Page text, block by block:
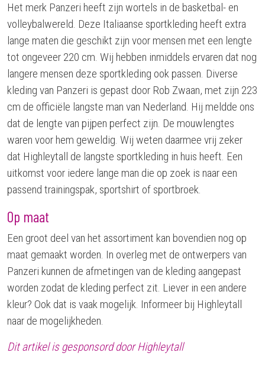
Het merk Panzeri heeft zijn wortels in de basketbal- en
volleybalwereld. Deze Italiaanse sportkleding heeft extra
lange maten die geschikt zijn voor mensen met een lengte
tot ongeveer 220 cm. Wij hebben inmiddels ervaren dat nog
langere mensen deze sportkleding ook passen. Diverse
kleding van Panzeri is gepast door Rob Zwaan, met zijn 223
cm de officiële langste man van Nederland. Hij meldde ons
dat de lengte van pijpen perfect zijn. De mouwlengtes
waren voor hem geweldig. Wij weten daarmee vrij zeker
dat Highleytall de langste sportkleding in huis heeft. Een
uitkomst voor iedere lange man die op zoek is naar een
passend trainingspak, sportshirt of sportbroek.
Op maat
Een groot deel van het assortiment kan bovendien nog op
maat gemaakt worden. In overleg met de ontwerpers van
Panzeri kunnen de afmetingen van de kleding aangepast
worden zodat de kleding perfect zit. Liever in een andere
kleur? Ook dat is vaak mogelijk. Informeer bij Highleytall
naar de mogelijkheden.
Dit artikel is gesponsord door Highleytall